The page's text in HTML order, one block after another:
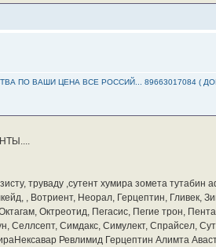
ПО ВАШИ ЦЕНА ВСЕ РОССИЙ... 89663017084 (
труваду ,сутент хумира зомета
, Вотриент, Неорал, Герцептин, Гливек,
Октреотид, Пегасис, Пегие трон,
Селлсепт, Симдакс, Симулект, Спрайсел,
Ревлимид Герцептин Алимта